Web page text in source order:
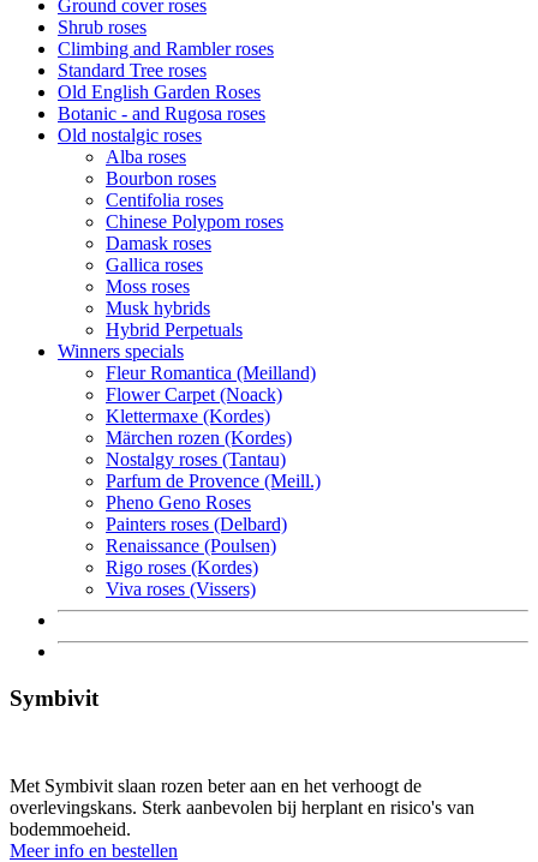
Ground cover roses
Shrub roses
Climbing and Rambler roses
Standard Tree roses
Old English Garden Roses
Botanic - and Rugosa roses
Old nostalgic roses
Alba roses
Bourbon roses
Centifolia roses
Chinese Polypom roses
Damask roses
Gallica roses
Moss roses
Musk hybrids
Hybrid Perpetuals
Winners specials
Fleur Romantica (Meilland)
Flower Carpet (Noack)
Klettermaxe (Kordes)
Märchen rozen (Kordes)
Nostalgy roses (Tantau)
Parfum de Provence (Meill.)
Pheno Geno Roses
Painters roses (Delbard)
Renaissance (Poulsen)
Rigo roses (Kordes)
Viva roses (Vissers)
Symbivit
Met Symbivit slaan rozen beter aan en het verhoogt de
overlevingskans. Sterk aanbevolen bij herplant en risico's van
bodemmoeheid.
Meer info en bestellen